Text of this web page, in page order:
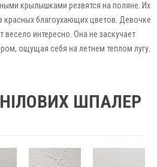
крылышками резвятся на поляне. Их
красных благоухающих цветов. Девочке
весело интересно. Она не заскучает
ощущая себя на летнем теплом лугу.
ШПАЛЕР